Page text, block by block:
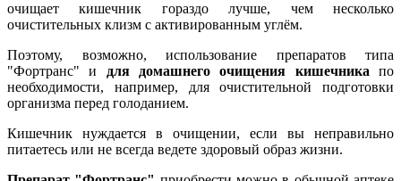
очищает кишечник гораздо лучше, чем несколько
очистительных клизм с активированным углём.
Поэтому, возможно, использование препаратов типа
"Фортранс" и для домашнего очищения кишечника по
необходимости, например, для очистительной подготовки
организма перед голоданием.
Кишечник нуждается в очищении, если вы неправильно
питаетесь или не всегда ведете здоровый образ жизни.